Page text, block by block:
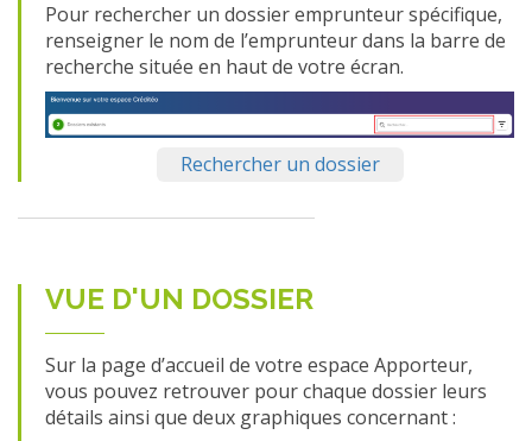
Pour rechercher un dossier emprunteur spécifique,
renseigner le nom de l’emprunteur dans la barre de
recherche située en haut de votre écran.
Rechercher un dossier
VUE D'UN DOSSIER
Sur la page d’accueil de votre espace Apporteur,
vous pouvez retrouver pour chaque dossier leurs
détails ainsi que deux graphiques concernant :